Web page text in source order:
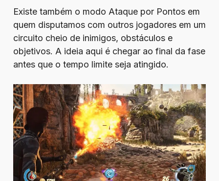
Existe também o modo Ataque por Pontos em
quem disputamos com outros jogadores em um
circuito cheio de inimigos, obstáculos e
objetivos. A ideia aqui é chegar ao final da fase
antes que o tempo limite seja atingido.